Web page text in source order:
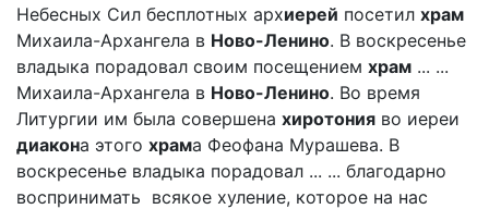
Небесных Сил бесплотных архиерей посетил храм
Михаила-Архангела в Ново-Ленино. В воскресенье
владыка порадовал своим посещением храм ... ...
Михаила-Архангела в Ново-Ленино. Во время
Литургии им была совершена хиротония во иереи
диакона этого храма Феофана Мурашева. В
воскресенье владыка порадовал ... ... благодарно
воспринимать всякое хуление, которое на нас